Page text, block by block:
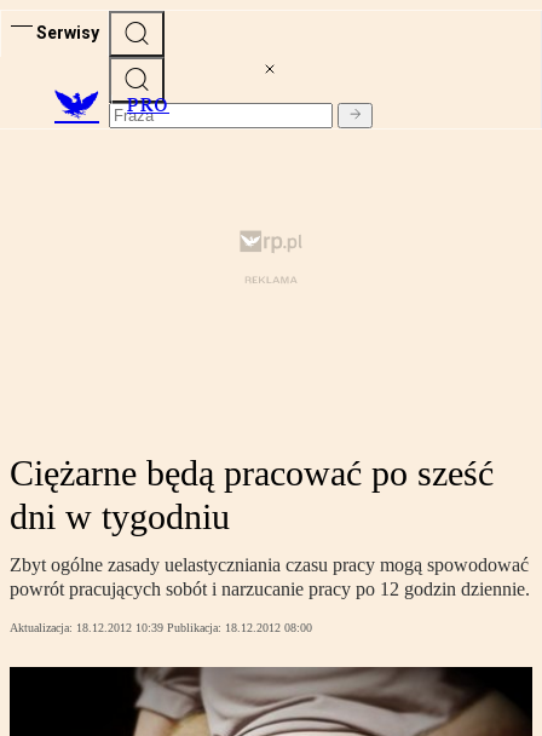
Serwisy
PRO
Ciężarne będą pracować po sześć
dni w tygodniu
Zbyt ogólne zasady uelastyczniania czasu pracy mogą spowodować
powrót pracujących sobót i narzucanie pracy po 12 godzin dziennie.
Aktualizacja: 18.12.2012 10:39 Publikacja: 18.12.2012 08:00